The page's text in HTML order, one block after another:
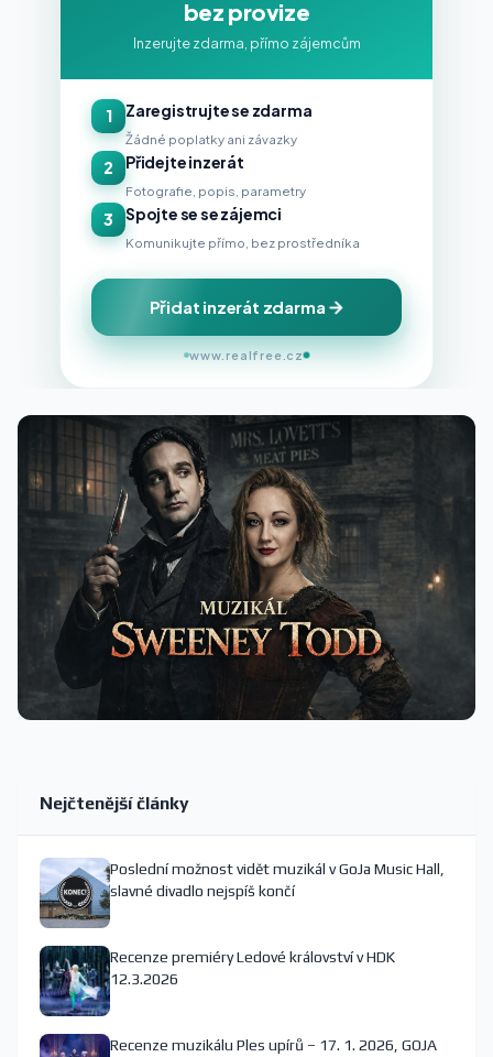
bez provize
Inzerujte zdarma, přímo zájemcům
1 Zaregistrujte se zdarma
Žádné poplatky ani závazky
2 Přidejte inzerát
Fotografie, popis, parametry
3 Spojte se se zájemci
Komunikujte přímo, bez prostředníka
Přidat inzerát zdarma
www.realfree.cz
Nejčtenější články
Poslední možnost vidět muzikál v GoJa Music Hall,
slavné divadlo nejspíš končí
Recenze premiéry Ledové království v HDK
12.3.2026
Recenze muzikálu Ples upírů – 17. 1. 2026, GOJA